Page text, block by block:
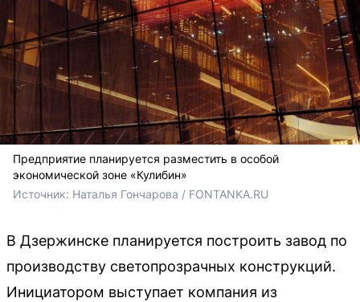
Предприятие планируется разместить в особой
экономической зоне «Кулибин»
Источник: Наталья Гончарова / FONTANKA.RU
В Дзержинске планируется построить завод по
производству светопрозрачных конструкций.
Инициатором выступает компания из